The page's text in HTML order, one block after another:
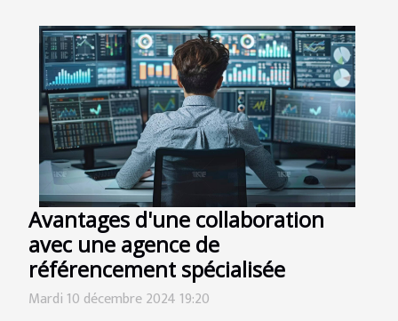
Avantages d'une collaboration
avec une agence de
référencement spécialisée
Mardi 10 décembre 2024 19:20